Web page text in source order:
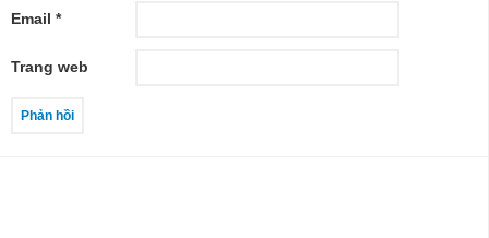
Email *
Trang web